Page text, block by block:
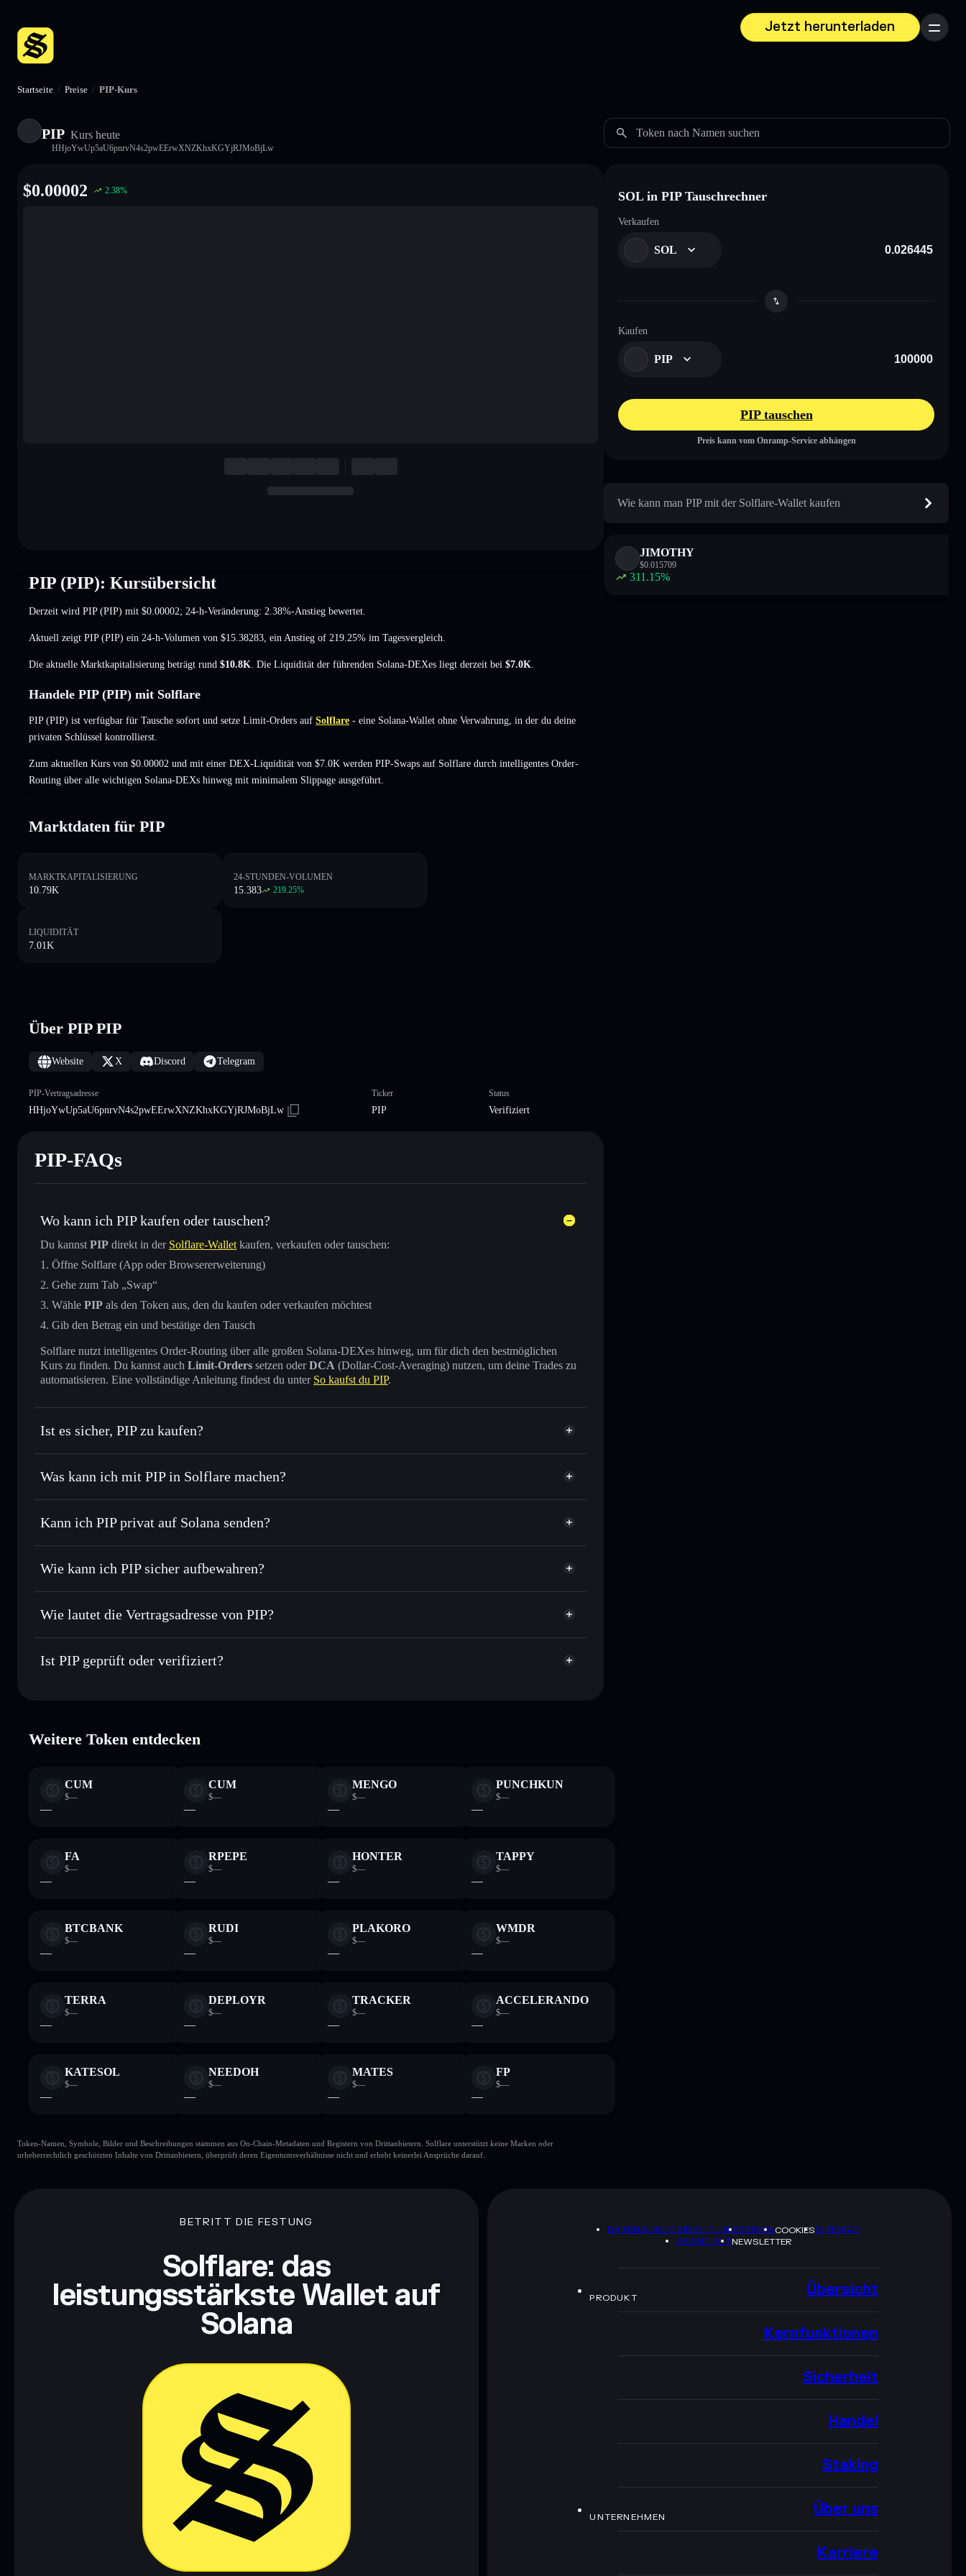
Jetzt herunterladen
Menü
Startseite / Preise / PIP-Kurs
PIP Kurs heute
HHjoYwUp5aU6pnrvN4s2pwEErwXNZKhxKGYjRJMoBjLw
Token nach Namen suchen
$0.00002 2.38%
PIP (PIP): Kursübersicht
Derzeit wird PIP (PIP) mit $0.00002; 24-h-Veränderung: 2.38%-Anstieg bewertet.
Aktuell zeigt PIP (PIP) ein 24-h-Volumen von $15.38283 ein Anstieg of 219.25% im Tagesvergleich.
Die aktuelle Marktkapitalisierung beträgt rund $10.8K . Die Liquidität der führenden Solana-DEXes liegt derzeit bei $7.0K
Handele PIP (PIP) mit Solflare
PIP (PIP) ist verfügbar für Tausche sofort und setze Limit-Orders auf Solflare - eine Solana-Wallet ohne Verwahrung, in der du deine
privaten Schlüssel kontrollierst.
Zum aktuellen Kurs von $0.00002 und mit einer DEX-Liquidität von $7.0K werden PIP-Swaps auf Solflare durch intelligentes Order-
Routing über alle wichtigen Solana-DEXs hinweg mit minimalem Slippage ausgeführt.
Marktdaten für PIP
MARKTKAPITALISIERUNG
10.79K
24-STUNDEN-VOLUMEN
15.383 219.25%
LIQUIDITÄT
7.01K
Über PIP PIP
Website X Discord Telegram
PIP-Vertragsadresse
HHjoYwUp5aU6pnrvN4s2pwEErwXNZKhxKGYjRJMoBjLw
Ticker
PIP
Status
Verifiziert
PIP-FAQs
Wo kann ich PIP kaufen oder tauschen?
Du kannst PIP direkt in der Solflare-Wallet kaufen, verkaufen oder tauschen:
Öffne Solflare (App oder Browsererweiterung)
Gehe zum Tab „Swap“
Wähle PIP als den Token aus, den du kaufen oder verkaufen möchtest
Gib den Betrag ein und bestätige den Tausch
Solflare nutzt intelligentes Order-Routing über alle großen Solana-DEXes hinweg, um für dich den bestmöglichen
Kurs zu finden. Du kannst auch Limit-Orders setzen oderDCA (Dollar-Cost-Averaging) nutzen, um deine Trades zu
automatisieren. Eine vollständige Anleitung findest du unter So kaufst du PIP.
Ist es sicher, PIP zu kaufen?
PIP verifizierter Token
Was kann ich mit PIP in Solflare machen?
PIP
Solflare-Wallet
Sofort tauschen– handle PIP gegen SOL, USDC oder Tausende anderer Solana-Tokens mit intelligentem Order
Durchschnittskosteneffekt nutzen – Schritt für Schritt per Durchschnittskosteneffekt in PIP einsteigen
Privat senden– übertrage PIP, ohne Wallets öffentlich zu verknüpfen, mithilfe des in Solflare integrierten Privacy
Aggregators
Kann ich PIP privat auf Solana senden?
Solflare-Wallet Privacy Aggregator PIP
Wie kann ich PIP sicher aufbewahren?
PIP nicht verwahrenden Wallet Solflare
Privacy Aggregator
Wie lautet die Vertragsadresse von PIP?
PIP
HHjoYwUp5aU6pnrvN4s2pwEErwXNZKhxKGYjRJMoBjLw
Solflare-
Ist PIP geprüft oder verifiziert?
Weitere Token entdecken
CUM
$—
—
CUM
$—
—
MENGO
$—
—
PUNCHKUN
$—
—
FA
$—
—
RPEPE
$—
—
HONTER
$—
—
TAPPY
$—
—
BTCBANK
$—
—
RUDI
$—
—
PLAKORO
$—
—
WMDR
$—
—
TERRA
$—
—
DEPLOYR
$—
—
TRACKER
$—
—
ACCELERANDO
$—
—
KATESOL
$—
—
NEEDOH
$—
—
MATES
$—
—
FP
$—
—
Token-Namen, Symbole, Bilder und Beschreibungen stammen aus On-Chain-Metadaten und Registern von Drittanbietern. Solflare unterstützt keine Marken oder
urheberrechtlich geschützten Inhalte von Drittanbietern, überprüft deren Eigentumsverhältnisse nicht und erhebt keinerlei Ansprüche darauf.
SOL in PIP Tauschrechner
Verkaufen
SOL
Kaufen
PIP
PIP tauschen
Preis kann vom Onramp-Service abhängen
Wie kann man PIP mit der Solflare-Wallet kaufen
JIMOTHY
$0.015709
311.15%
BETRITT DIE FESTUNG
Solflare: das
leistungsstärkste Wallet auf
Solana
DATENSCHUTZRICHTLINIETERMSCOOKIESSITEMAP
BRAND-KITNEWSLETTER
PRODUKT Übersicht
Kernfunktionen
Sicherheit
Handel
Staking
UNTERNEHMEN Über uns
Karriere